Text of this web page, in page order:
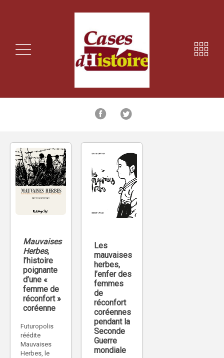
Mauvaises
Herbes,
l’histoire
poignante
d’une «
femme de
réconfort »
coréenne
Futuropolis
réédite
Mauvaises
Herbes, le
Les
mauvaises
herbes,
l’enfer des
femmes
de
réconfort
coréennes
pendant la
Seconde
Guerre
mondiale